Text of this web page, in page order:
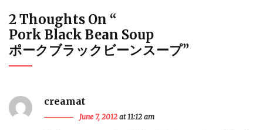
2 Thoughts On “
Pork Black Bean Soup
ポークブラックビーンスープ”
creamat
June 7, 2012 at 11:12 am